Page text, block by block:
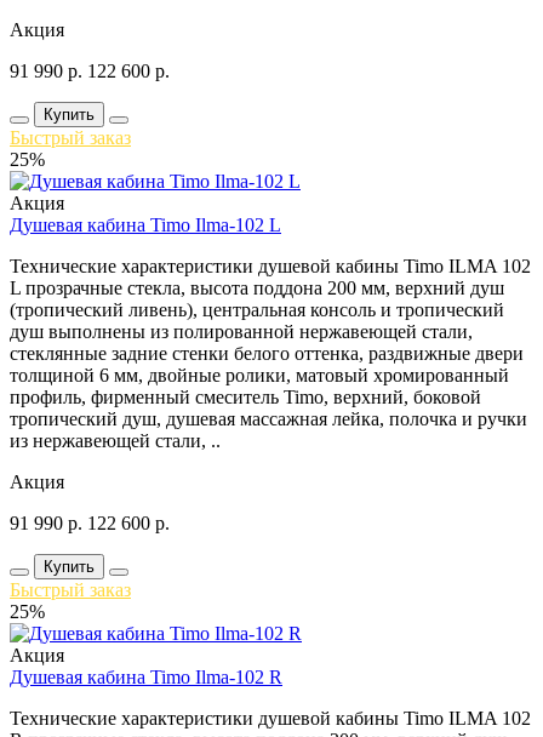
Акция
91 990 р. 122 600 р.
Купить
Быстрый заказ
25%
Акция
Душевая кабина Timo Ilma-102 L
Технические характеристики душевой кабины Timo ILMA 102
L прозрачные стекла, высота поддона 200 мм, верхний душ
(тропический ливень), центральная консоль и тропический
душ выполнены из полированной нержавеющей стали,
стеклянные задние стенки белого оттенка, раздвижные двери
толщиной 6 мм, двойные ролики, матовый хромированный
профиль, фирменный смеситель Timo, верхний, боковой
тропический душ, душевая массажная лейка, полочка и ручки
из нержавеющей стали, ..
Акция
91 990 р. 122 600 р.
Купить
Быстрый заказ
25%
Акция
Душевая кабина Timo Ilma-102 R
Технические характеристики душевой кабины Timo ILMA 102